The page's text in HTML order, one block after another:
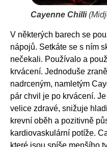
Cayenne Chilli
V některých barech se
nápojů. Setkáte se s ním
nečekali. Používalo a
krvácení. Jednoduše
nadrceným, namletým
pár chvil je po krvácení.
velice zdravé, snižuje
krevní oběh a pozitivně
kardiovaskulární potíže.